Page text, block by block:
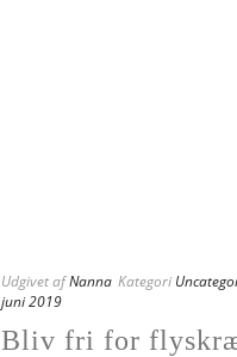
Udgivet afNanna Kategori
juni 2019
Bliv fri for